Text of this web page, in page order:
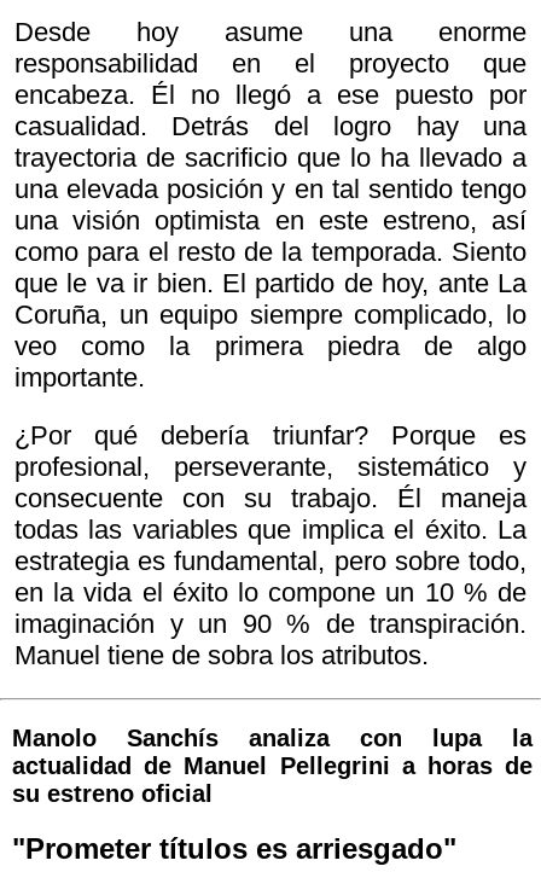
Desde hoy asume una enorme
responsabilidad en el proyecto que
encabeza. Él no llegó a ese puesto por
casualidad. Detrás del logro hay una
trayectoria de sacrificio que lo ha llevado a
una elevada posición y en tal sentido tengo
una visión optimista en este estreno, así
como para el resto de la temporada. Siento
que le va ir bien. El partido de hoy, ante La
Coruña, un equipo siempre complicado, lo
veo como la primera piedra de algo
importante.
¿Por qué debería triunfar? Porque es
profesional, perseverante, sistemático y
consecuente con su trabajo. Él maneja
todas las variables que implica el éxito. La
estrategia es fundamental, pero sobre todo,
en la vida el éxito lo compone un 10 % de
imaginación y un 90 % de transpiración.
Manuel tiene de sobra los atributos.
Manolo Sanchís analiza con lupa la
actualidad de Manuel Pellegrini a horas de
su estreno oficial
"Prometer títulos es arriesgado"